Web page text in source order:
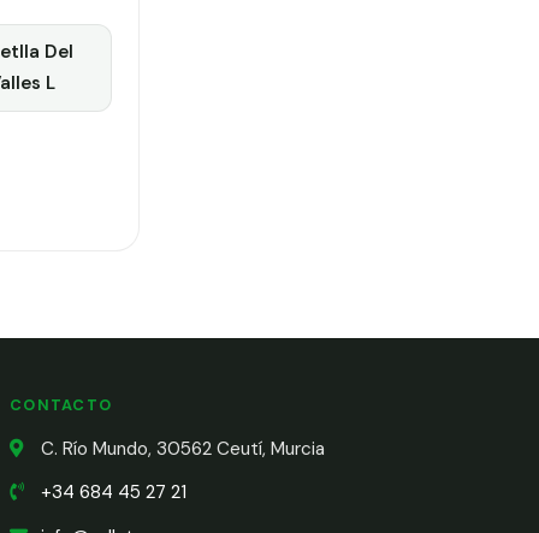
Del
L
CONTACTO
C. Río Mundo, 30562 Ceutí, Murcia
+34 684 45 27 21